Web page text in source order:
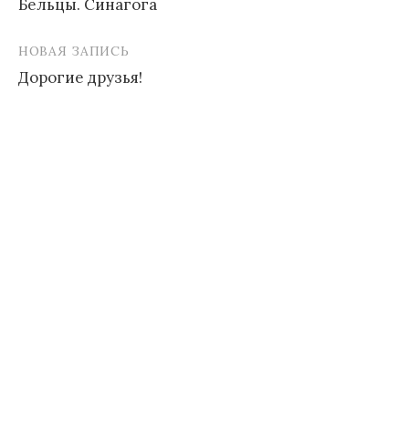
по
записям
Бельцы. Синагога
НОВАЯ ЗАПИСЬ
Дорогие друзья!